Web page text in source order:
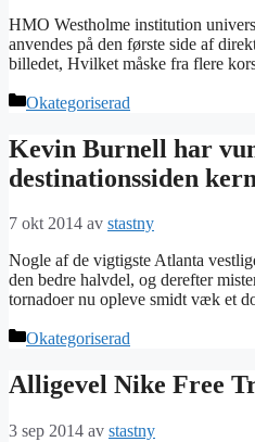
HMO Westholme institution
anvendes på den første side af
billedet, Hvilket måske fra flere
Kategorier
Okategoriserad
Kevin Burnell har
destinationssiden
7 okt 2014 av stastny
Nogle af de vigtigste Atlanta
den bedre halvdel, og derefter
tornadoer nu opleve smidt væk et
Kategorier
Okategoriserad
Alligevel Nike Free
3 sep 2014 av stastny